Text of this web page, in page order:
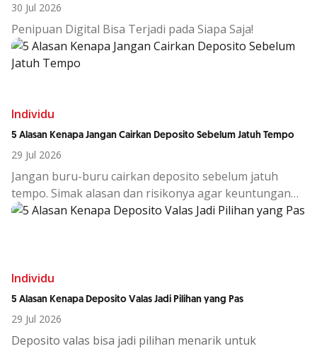
30 Jul 2026
Penipuan Digital Bisa Terjadi pada Siapa Saja!
Individu
5 Alasan Kenapa Jangan Cairkan Deposito Sebelum Jatuh Tempo
29 Jul 2026
Jangan buru-buru cairkan deposito sebelum jatuh
tempo. Simak alasan dan risikonya agar keuntungan
investasi tetap maksimal.
Individu
5 Alasan Kenapa Deposito Valas Jadi Pilihan yang Pas
29 Jul 2026
Deposito valas bisa jadi pilihan menarik untuk